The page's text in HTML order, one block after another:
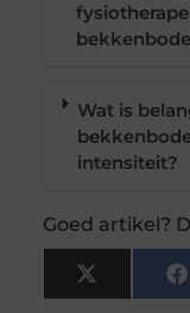
Wat is
intensiteit?
Goed artikel?
X
(Twitter)